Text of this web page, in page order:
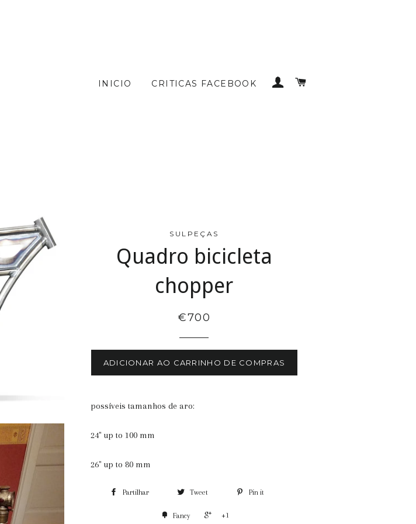
INICIO CRITICAS FACEBOOK INICIAR SESSÃO
SULPEÇAS
Quadro bicicleta
chopper
€700
ADICIONAR AO CARRINHO DE COMPRAS
possíveis tamanhos de aro:
24" up to 100 mm
26" up to 80 mm
Partilhar Tweet Pin it
Fancy +1